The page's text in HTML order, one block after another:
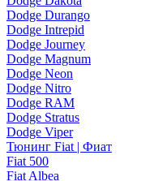
Dodge Durango
Dodge Intrepid
Dodge Journey
Dodge Magnum
Dodge Neon
Dodge Nitro
Dodge RAM
Dodge Stratus
Dodge Viper
Тюнинг Fiat | Фиат
Fiat 500
Fiat Albea